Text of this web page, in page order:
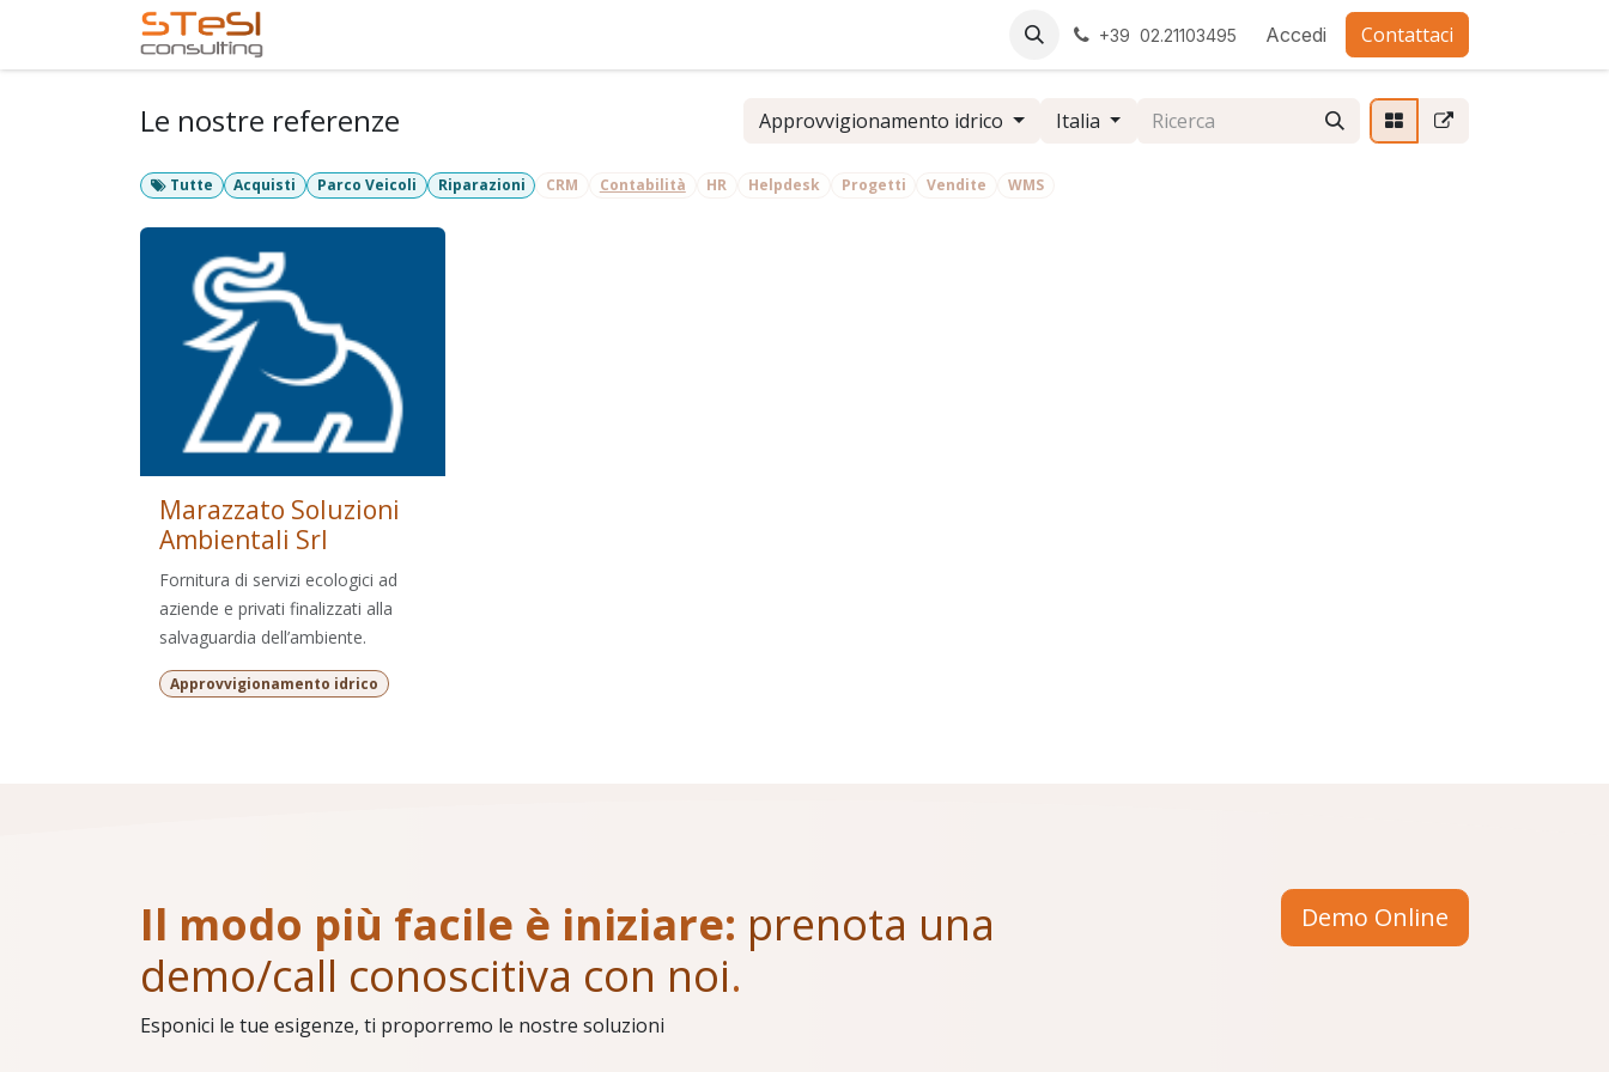
Passa al contenuto
Lavora con noi+39 02.21103495 Accedi Contattaci
Le nostre referenze Approvvigionamento idrico Italia
Tutte Acquisti Parco Veicoli Riparazioni CRM Contabilità HR Helpdesk Progetti Vendite WMS
Marazzato Soluzioni
Ambientali Srl
Fornitura di servizi ecologici ad
aziende e privati finalizzati alla
salvaguardia dell’ambiente.
Approvvigionamento idrico
Il modo più facile è iniziare: prenota una
demo/call conoscitiva con noi.
Esponici le tue esigenze, ti proporremo le nostre soluzioni
Demo Online